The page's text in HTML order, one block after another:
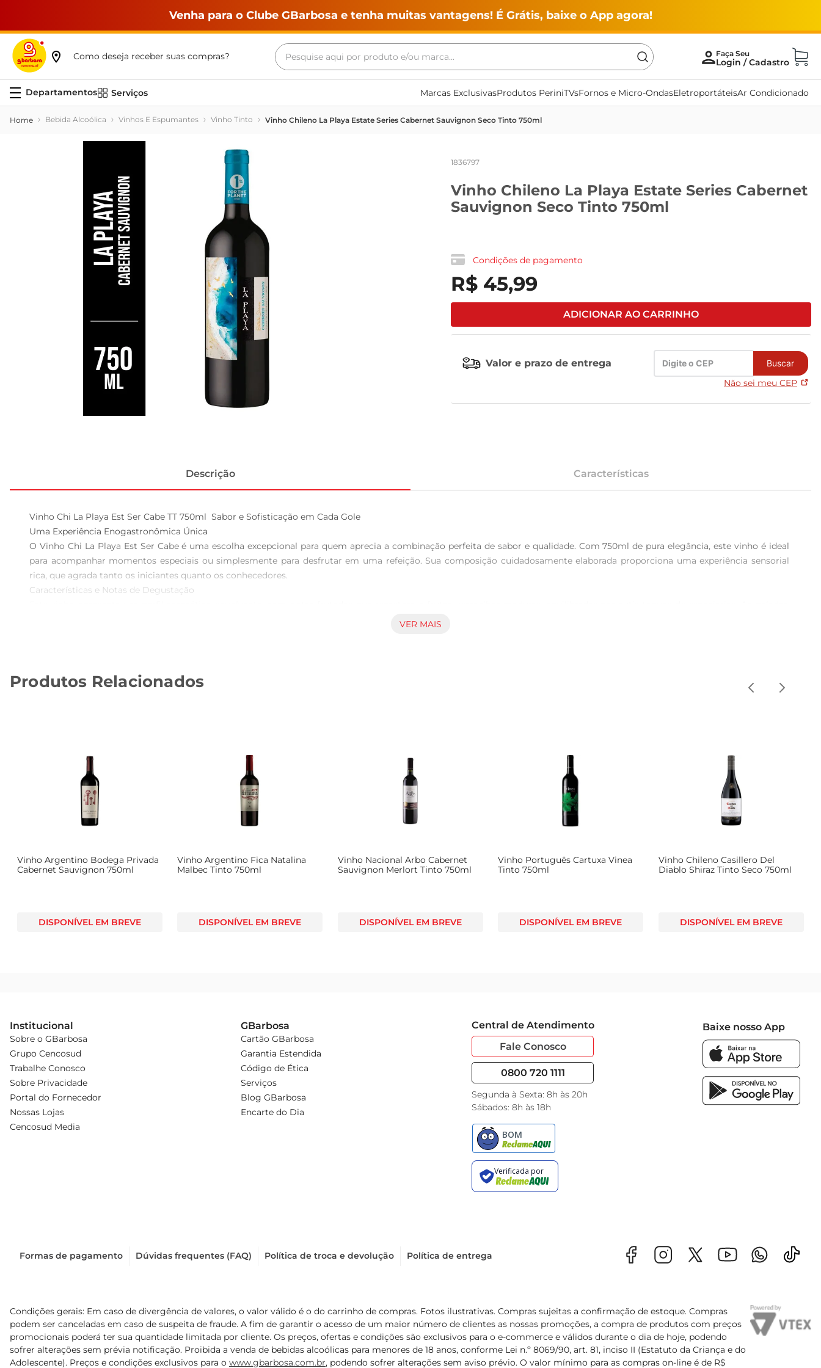
Venha para o Clube GBarbosa e tenha muitas vantagens! É Grátis, baixe o App agora!
Como deseja receber suas compras?
Pesquise aqui por produto e/ou marca...
Serviços Marcas ExclusivasProdutos PeriniTVsFornos e Micro-OndasEletroportáteisAr Condicionado
Bebida Alcoólica Vinhos E Espumantes Vinho Tinto Vinho Chileno La Playa Estate Series Cabernet Sauvignon Seco Tinto 750ml
1836797
Vinho Chileno La Playa Estate Series Cabernet
Sauvignon Seco Tinto 750ml
Condições de pagamento
R$ 45,99
ADICIONAR AO CARRINHO
Valor e prazo de entrega Buscar
Não sei meu CEP
Descrição Características
Vinho Chi La Playa Est Ser Cabe TT 750ml  Sabor e Sofisticação em Cada Gole
Uma Experiência Enogastronômica Única
O Vinho Chi La Playa Est Ser Cabe é uma escolha excepcional para quem aprecia a combinação perfeita de sabor e qualidade. Com 750ml de pura elegância, este vinho é ideal
para acompanhar momentos especiais ou simplesmente para desfrutar em uma refeição. Sua composição cuidadosamente elaborada proporciona uma experiência sensorial
rica, que agrada tanto os iniciantes quanto os conhecedores.
Características e Notas de Degustação
revelase macio e encorpado, com uma acidez equilibrada que realça seufrescor. O final é persistente, deixando uma agradável sensação que convida a um novo gole. É uma
se destaquem, proporcionando uma degustação mais rica e prazerosa. Ideal para ser compartilhado em jantares com amigos ou em celebrações familiares, este vinho é um
VER MAIS
Produtos Relacionados
Vinho Argentino Bodega Privada
Cabernet Sauvignon 750ml
DISPONÍVEL EM BREVE
Vinho Argentino Fica Natalina
Malbec Tinto 750ml
DISPONÍVEL EM BREVE
Vinho Nacional Arbo Cabernet
Sauvignon Merlort Tinto 750ml
DISPONÍVEL EM BREVE
Vinho Português Cartuxa Vinea
Tinto 750ml
DISPONÍVEL EM BREVE
Vinho Chileno Casillero Del
Diablo Shiraz Tinto Seco 750ml
DISPONÍVEL EM BREVE
Institucional
Sobre o GBarbosa
Grupo Cencosud
Trabalhe Conosco
Sobre Privacidade
Portal do Fornecedor
Nossas Lojas
Cencosud Media
GBarbosa
Cartão GBarbosa
Garantia Estendida
Código de Ética
Serviços
Blog GBarbosa
Encarte do Dia
Central de Atendimento
Fale Conosco
0800 720 1111
Segunda à Sexta: 8h às 20h
Sábados: 8h às 18h
Baixe nosso App
Formas de pagamento Dúvidas frequentes (FAQ) Política de troca e devolução Política de entrega
Condições gerais: Em caso de divergência de valores, o valor válido é o do carrinho de compras. Fotos ilustrativas. Compras sujeitas a confirmação de estoque. Compras
podem ser canceladas em caso de suspeita de fraude. A fim de garantir o acesso de um maior número de clientes as nossas promoções, a compra de produtos com preços
promocionais poderá ter sua quantidade limitada por cliente. Os preços, ofertas e condições são exclusivos para o e-commerce e válidos durante o dia de hoje, podendo
sofrer alterações sem prévia notificação. Proibida a venda de bebidas alcoólicas para menores de 18 anos, conforme Lei n.º 8069/90, art. 81, inciso II (Estatuto da Criança e do
Adolescente). Preços e condições exclusivos para o www.gbarbosa.com.br, podendo sofrer alterações sem aviso prévio. O valor mínimo para as compras on-line é de R$
Termos mais buscados
maquina lavar